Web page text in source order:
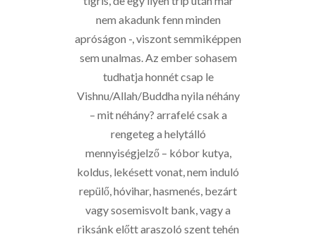
nem akadunk fenn minden
apróságon -, viszont semmiképpen
sem unalmas. Az ember sohasem
tudhatja honnét csap le
Vishnu/Allah/Buddha nyila néhány
– mit néhány? arrafelé csak a
rengeteg a helytálló
mennyiségjelző – kóbor kutya,
koldus, lekésett vonat, nem induló
repülő, hóvihar, hasmenés, bezárt
vagy sosemisvolt bank, vagy a
riksánk előtt araszoló szent tehén